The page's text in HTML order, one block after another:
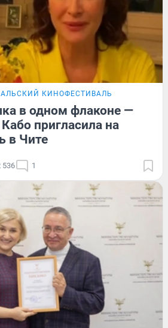
КИНОФЕСТИВАЛЬ
в одном флаконе —
пригласила на
в Чите
536 1